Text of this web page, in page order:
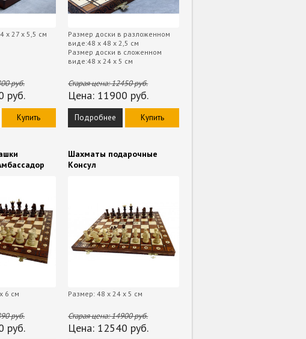
х 27 х 5,5 см
руб.
руб.
Купить
Размер доски в разложенном
виде:48 х 48 х 2,5 см
Размер доски в сложенном
виде:48 х 24 х 5 см
Старая цена:12450руб.
Цена: 11900 руб.
Подробнее Купить
6 см
руб.
руб.
Шахматы подарочные
Консул
Размер: 48 х 24 х 5 см
Старая цена:14900руб.
Цена: 12540 руб.